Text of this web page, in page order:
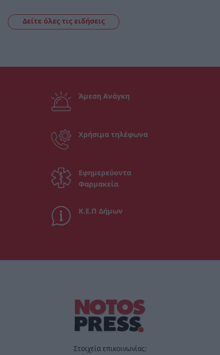
Δείτε όλες τις ειδήσεις
Άμεση Ανάγκη
Χρήσιμα τηλέφωνα
Εφημερεύοντα
Φαρμακεία
Κ.Ε.Π Δήμων
Στοιχεία επικοινωνίας: